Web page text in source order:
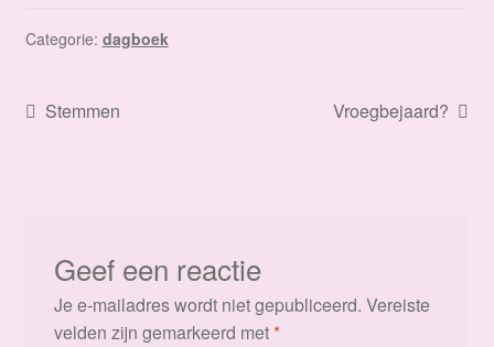
Categorie: dagboek
Bericht
Vorig
Stemmen
Volgend
Vroegbejaard?
Geef een reactie
Je e-mailadres wordt niet gepubliceerd. Vereiste
velden zijn gemarkeerd met*